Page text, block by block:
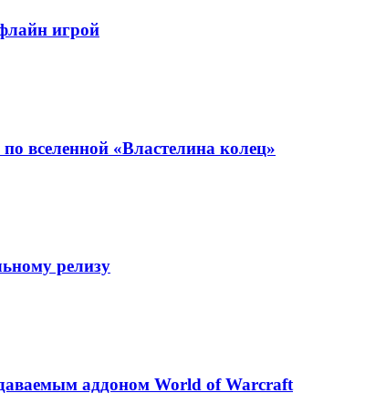
игрой
вселенной «Властелина колец»
релизу
аддоном World of Warcraft